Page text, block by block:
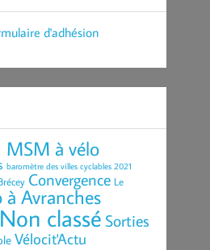
d'adhésion
à vélo
baromètre des villes cyclables 2021
Convergence Le
à Avranches
Non classé Sorties
Vélocit'Actu